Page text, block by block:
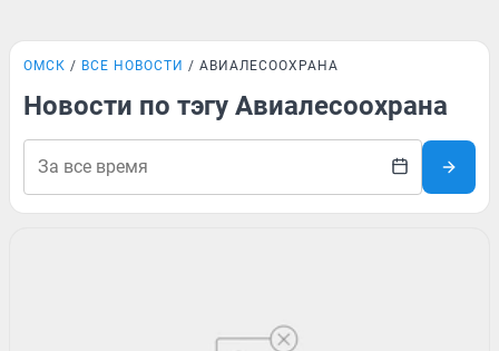
ОМСК ВСЕ НОВОСТИ АВИАЛЕСООХРАНА
Новости по тэгу Авиалесоохрана